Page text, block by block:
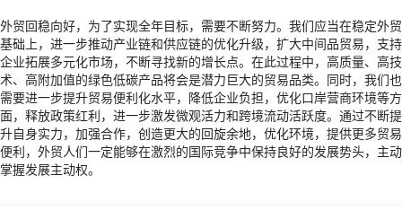
外贸回稳向好，为了实现全年目标，需要不断努力。我们应当在稳定外贸
基础上，进一步推动产业链和供应链的优化升级，扩大中间品贸易，支持
企业拓展多元化市场，不断寻找新的增长点。在此过程中，高质量、高技
术、高附加值的绿色低碳产品将会是潜力巨大的贸易品类。同时，我们也
需要进一步提升贸易便利化水平，降低企业负担，优化口岸营商环境等方
面，释放政策红利，进一步激发微观活力和跨境流动活跃度。通过不断提
升自身实力，加强合作，创造更大的回旋余地，优化环境，提供更多贸易
便利，外贸人们一定能够在激烈的国际竞争中保持良好的发展势头，主动
掌握发展主动权。